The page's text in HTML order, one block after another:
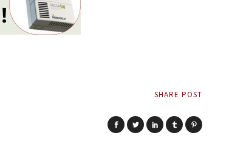
SHARE POST